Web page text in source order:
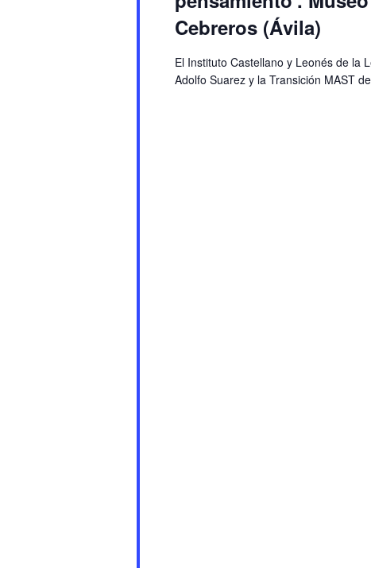
Cebreros (Ávila)
El Instituto Castellano y Leonés de la
Adolfo Suarez y la Transición MAST